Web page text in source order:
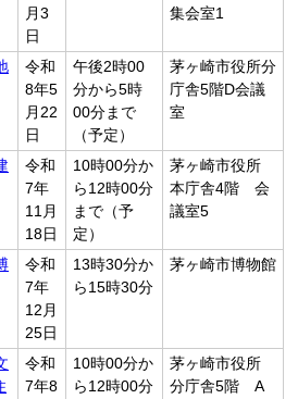
月3
日
集会室1
令和
8年5
月22
日
午後2時00
分から5時
00分まで
（予定）
茅ヶ崎市役所分
庁舎5階D会議
室
令和
7年
11月
18日
10時00分か
ら12時00分
まで（予
定）
茅ヶ崎市役所
本庁舎4階 会
議室5
令和
7年
12月
25日
13時30分か
ら15時30分
茅ヶ崎市博物館
令和
7年8
10時00分か
ら12時00分
茅ヶ崎市役所
分庁舎5階 A